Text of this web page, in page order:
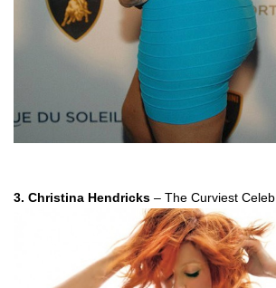
3. Christina Hendricks – The Curviest Celeb